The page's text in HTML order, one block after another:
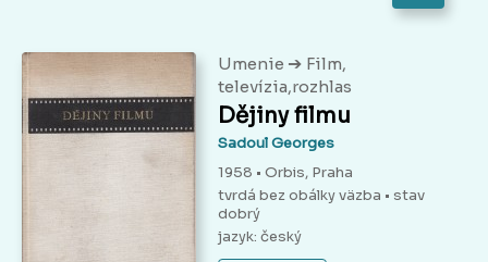
Umenie ➔ Film,
televízia,rozhlas
Dějiny filmu
Sadoul Georges
1958 • Orbis, Praha
tvrdá bez obálky väzba • stav
dobrý
jazyk: český